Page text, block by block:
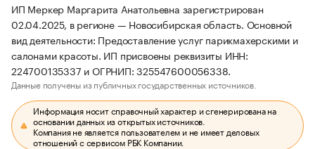
ИП Меркер Маргарита Анатольевна зарегистрирован
02.04.2025, в регионе — Новосибирская область. Основной
вид деятельности: Предоставление услуг парикмахерскими и
салонами красоты. ИП присвоены реквизиты ИНН:
224700135337 и ОГРНИП: 325547600056338.
Данные получены из публичных государственных источников.
Информация носит справочный характер и сгенерирована на
основании данных из открытых источников.
Компания не является пользователем и не имеет деловых
отношений с сервисом РБК Компании.